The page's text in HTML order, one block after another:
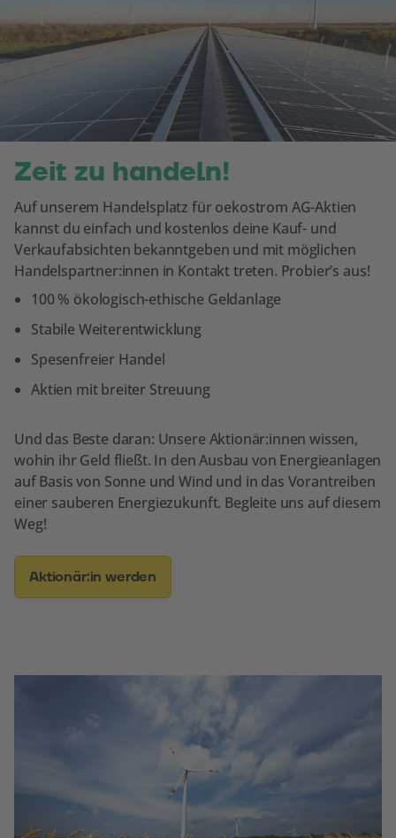
Zeit zu handeln!
Auf unserem Handelsplatz für oekostrom AG-Aktien
kannst du einfach und kostenlos deine Kauf- und
Verkaufabsichten bekanntgeben und mit möglichen
Handelspartner:innen in Kontakt treten. Probier’s aus!
100 % ökologisch-ethische Geldanlage
Stabile Weiterentwicklung
Spesenfreier Handel
Aktien mit breiter Streuung
Und das Beste daran: Unsere Aktionär:innen wissen,
wohin ihr Geld fließt. In den Ausbau von Energieanlagen
auf Basis von Sonne und Wind und in das Vorantreiben
einer sauberen Energiezukunft. Begleite uns auf diesem
Weg!
Aktionär:in werden